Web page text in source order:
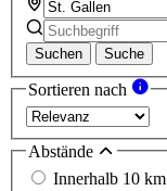
Suchen Suche
Sortieren nach
Abstände
Innerhalb 10 km